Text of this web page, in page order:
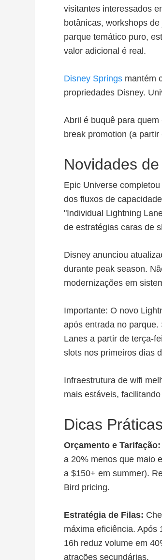
visitantes interessados
botânicas, workshops
parque temático puro,
valor adicional é real.
Disney Springs mantém
propriedades Disney.
Abril é buquê para
break promotion (a
Novidades
Epic Universe
dos fluxos de
"Individual Lightning
de estratégias caras de
Disney anunciou
durante peak season.
modernizações em
Importante: O novo
após entrada no
Lanes a partir de terça-
slots nos primeiros dias
Infraestrutura de wifi
mais estáveis,
Dicas Práticas
Orçamento e Tarifação:
a 20% menos que maio
a $150+ em summer).
Bird pricing.
Estratégia de Filas:
máxima eficiência. Após
16h reduz volume em
atrações secundárias.